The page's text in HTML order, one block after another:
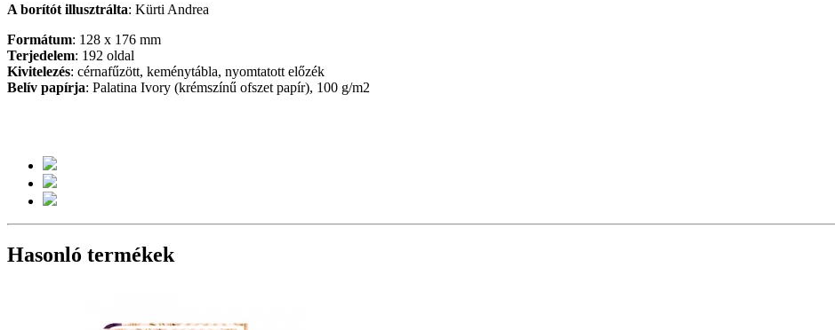
A borítót illusztrálta: Kürti Andrea
Formátum: 128 x 176 mm
Terjedelem: 192 oldal
Kivitelezés: cérnafűzött, keménytábla, nyomtatott előzék
Belív papírja: Palatina Ivory (krémszínű ofszet papír), 100 g/m2
Hasonló termékek